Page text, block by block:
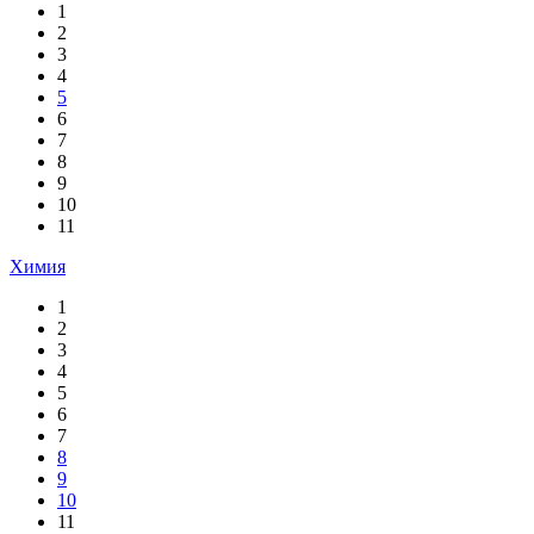
1
2
3
4
5
6
7
8
9
10
11
Химия
1
2
3
4
5
6
7
8
9
10
11